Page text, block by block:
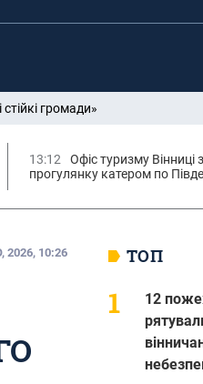
громади»
13:12
Офіс туризму Вінниці
прогулянку катером по
10:26 ТОП
12